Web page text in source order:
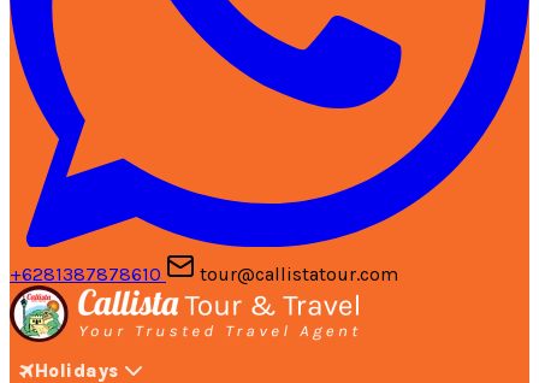
+6281387878610 tour@callistatour.com
Holidays